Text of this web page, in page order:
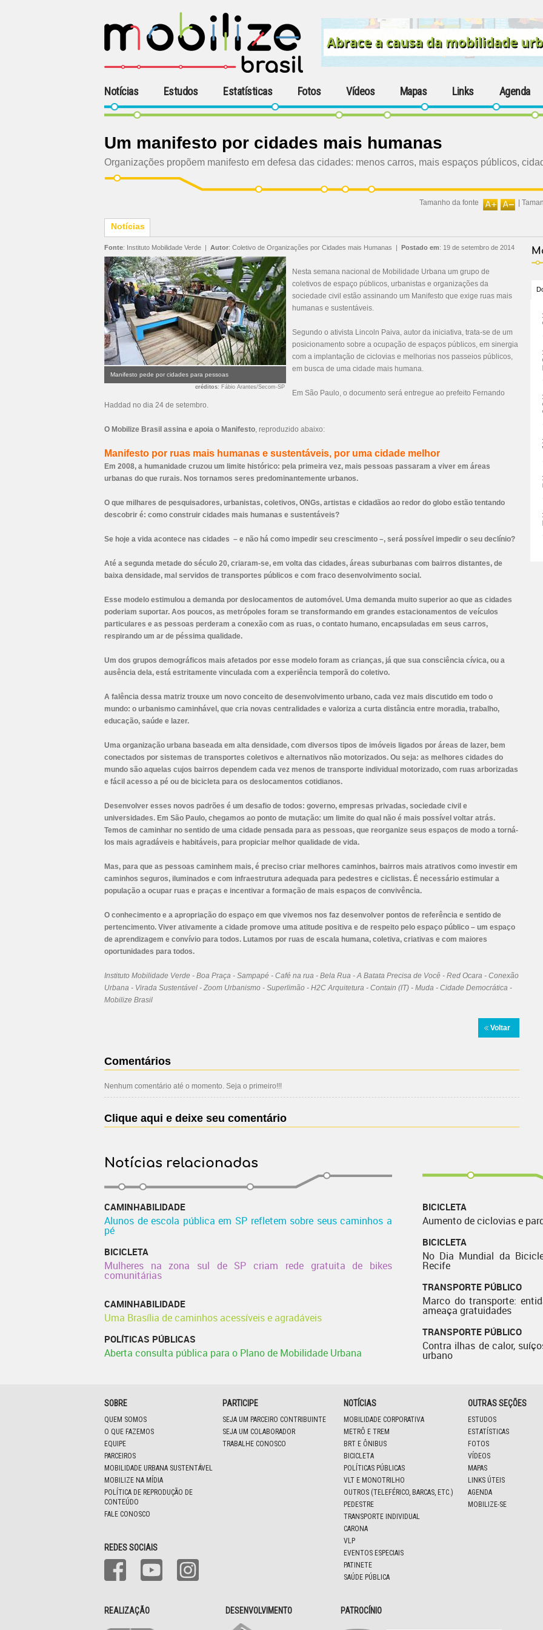
Notícias Estudos Estatísticas Fotos Vídeos Mapas Links Agenda
Um manifesto por cidades mais humanas
Organizações propõem manifesto em defesa das cidades: menos carros, mais espaços públicos,
Tamanho da fonte
Notícias
Fonte: Instituto Mobilidade Verde | Autor: Coletivo de Organizações por Cidades mais Humanas | Postado em: 19 de setembro de 2014
Manifesto pede por cidades para pessoas
créditos: Fábio Arantes/Secom-SP
Nesta semana nacional de Mobilidade Urbana um grupo de
coletivos de espaço públicos, urbanistas e organizações da
sociedade civil estão assinando um Manifesto que exige ruas mais
humanas e sustentáveis.
Segundo o ativista Lincoln Paiva, autor da iniciativa, trata-se de um
posicionamento sobre a ocupação de espaços públicos, em sinergia
com a implantação de ciclovias e melhorias nos passeios públicos,
em busca de uma cidade mais humana.
Em São Paulo, o documento será entregue ao prefeito Fernando
Haddad no dia 24 de setembro.
O Mobilize Brasil assina e apoia o Manifesto, reproduzido abaixo:
Manifesto por ruas mais humanas e sustentáveis, por uma cidade melhor
Em 2008, a humanidade cruzou um limite histórico: pela primeira vez, mais pessoas passaram a viver em áreas
urbanas do que rurais. Nos tornamos seres predominantemente urbanos.
O que milhares de pesquisadores, urbanistas, coletivos, ONGs, artistas e cidadãos ao redor do globo estão tentando
descobrir é: como construir cidades mais humanas e sustentáveis?
Se hoje a vida acontece nas cidades – e não há como impedir seu crescimento –, será possível impedir o seu declínio?
Até a segunda metade do século 20, criaram-se, em volta das cidades, áreas suburbanas com bairros distantes, de
baixa densidade, mal servidos de transportes públicos e com fraco desenvolvimento social.
Esse modelo estimulou a demanda por deslocamentos de automóvel. Uma demanda muito superior ao que as cidades
poderiam suportar. Aos poucos, as metrópoles foram se transformando em grandes estacionamentos de veículos
particulares e as pessoas perderam a conexão com as ruas, o contato humano, encapsuladas em seus carros,
respirando um ar de péssima qualidade.
Um dos grupos demográficos mais afetados por esse modelo foram as crianças, já que sua consciência cívica, ou a
ausência dela, está estritamente vinculada com a experiência temporã do coletivo.
A falência dessa matriz trouxe um novo conceito de desenvolvimento urbano, cada vez mais discutido em todo o
mundo: o urbanismo caminhável, que cria novas centralidades e valoriza a curta distância entre moradia, trabalho,
educação, saúde e lazer.
Uma organização urbana baseada em alta densidade, com diversos tipos de imóveis ligados por áreas de lazer, bem
conectados por sistemas de transportes coletivos e alternativos não motorizados. Ou seja: as melhores cidades do
mundo são aquelas cujos bairros dependem cada vez menos de transporte individual motorizado, com ruas arborizadas
e fácil acesso a pé ou de bicicleta para os deslocamentos cotidianos.
Desenvolver esses novos padrões é um desafio de todos: governo, empresas privadas, sociedade civil e
universidades. Em São Paulo, chegamos ao ponto de mutação: um limite do qual não é mais possível voltar atrás.
Temos de caminhar no sentido de uma cidade pensada para as pessoas, que reorganize seus espaços de modo a torná-
los mais agradáveis e habitáveis, para propiciar melhor qualidade de vida.
Mas, para que as pessoas caminhem mais, é preciso criar melhores caminhos, bairros mais atrativos como investir em
caminhos seguros, iluminados e com infraestrutura adequada para pedestres e ciclistas. É necessário estimular a
população a ocupar ruas e praças e incentivar a formação de mais espaços de convivência.
O conhecimento e a apropriação do espaço em que vivemos nos faz desenvolver pontos de referência e sentido de
pertencimento. Viver ativamente a cidade promove uma atitude positiva e de respeito pelo espaço público – um espaço
de aprendizagem e convívio para todos. Lutamos por ruas de escala humana, coletiva, criativas e com maiores
oportunidades para todos.
Instituto Mobilidade Verde - Boa Praça - Sampapé - Café na rua - Bela Rua - A Batata Precisa de Você - Red Ocara - Conexão
Urbana - Virada Sustentável - Zoom Urbanismo - Superlimão - H2C Arquitetura - Contain (IT) - Muda - Cidade Democrática -
Mobilize Brasil
Voltar
Comentários
Nenhum comentário até o momento. Seja o primeiro!!!
Clique aqui e deixe seu comentário
Notícias relacionadas
CAMINHABILIDADE
Alunos de escola pública em SP refletem sobre seus caminhos a
pé
BICICLETA
Mulheres na zona sul de SP criam rede gratuita de bikes
comunitárias
CAMINHABILIDADE
Uma Brasília de caminhos acessíveis e agradáveis
POLÍTICAS PÚBLICAS
Aberta consulta pública para o Plano de Mobilidade Urbana
BICICLETA
Aumento de ciclovias e
BICICLETA
No Dia Mundial da
Recife
TRANSPORTE PÚBLICO
Marco do transporte:
ameaça gratuidades
TRANSPORTE PÚBLICO
Contra ilhas de calor,
urbano
SOBRE
QUEM SOMOS
O QUE FAZEMOS
EQUIPE
PARCEIROS
MOBILIDADE URBANA SUSTENTÁVEL
MOBILIZE NA MÍDIA
POLÍTICA DE REPRODUÇÃO DE
CONTEÚDO
FALE CONOSCO
PARTICIPE
SEJA UM PARCEIRO CONTRIBUINTE
SEJA UM COLABORADOR
TRABALHE CONOSCO
REDES SOCIAIS
NOTÍCIAS
MOBILIDADE CORPORATIVA
METRÔ E TREM
BRT E ÔNIBUS
BICICLETA
POLÍTICAS PÚBLICAS
VLT E MONOTRILHO
OUTROS (TELEFÉRICO, BARCAS, ETC.)
PEDESTRE
TRANSPORTE INDIVIDUAL
CARONA
VLP
EVENTOS ESPECIAIS
PATINETE
SAÚDE PÚBLICA
OUTRAS SEÇÕES
ESTUDOS
ESTATÍSTICAS
FOTOS
VÍDEOS
MAPAS
LINKS ÚTEIS
AGENDA
MOBILIZE-SE
REALIZAÇÃO DESENVOLVIMENTO PATROCÍNIO